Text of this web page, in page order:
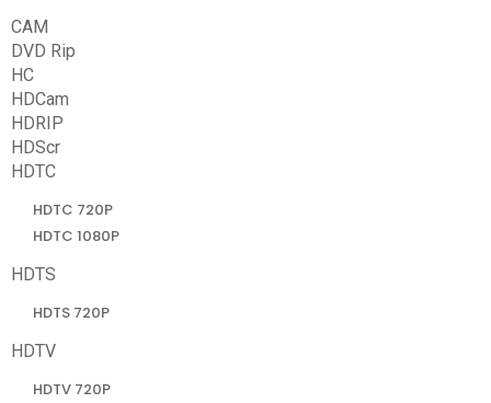
CAM
DVD Rip
HC
HDCam
HDRIP
HDScr
HDTC
HDTC 720P
HDTC 1080P
HDTS
HDTS 720P
HDTV
HDTV 720P